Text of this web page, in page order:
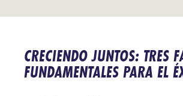
CRECIENDO JUNTOS: TRES
FUNDAMENTALES PARA EL